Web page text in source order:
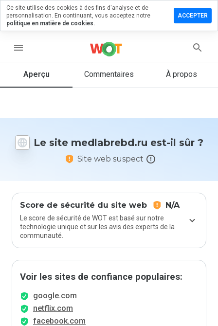
menu
Aperçu Commentaires À propos
Le site medlabrebd.ru est-il sûr ?
Site web suspect
Score de sécurité du site web N/A
Le score de sécurité de WOT est basé sur notre
technologie unique et sur les avis des experts de la
communauté.
Voir les sites de confiance populaires:
google.com
netflix.com
facebook.com
un
1 et 5
vous à ce
site ?
Ce site utilise des cookies à des fins d'analyse et de
personnalisation. En continuant, vous acceptez notre
politique en matière de cookies.
ACCEPTER